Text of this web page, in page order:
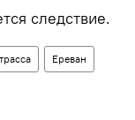
следствие.
трасса Ереван